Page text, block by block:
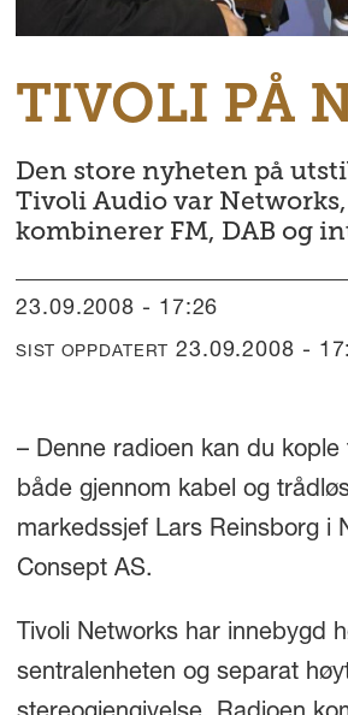
TIVOLI PÅ
Den store nyheten på
Tivoli Audio var
kombinerer FM, DAB og
23.09.2008 - 17:26
SIST OPPDATERT 23.09.2008 -
– Denne radioen kan du kople
både gjennom kabel og
markedssjef Lars Reinsborg i
Consept AS.
Tivoli Networks har innebygd
sentralenheten og separat